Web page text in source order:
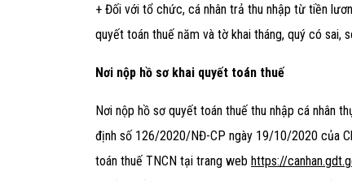
+ Đối với tổ chức, cá nhân trả thu nhập từ tiền
quyết toán thuế năm và tờ khai tháng, quý có sai,
Nơi nộp hồ sơ khai quyết toán thuế
Nơi nộp hồ sơ quyết toán thuế thu nhập cá nhân
định số 126/2020/NĐ-CP ngày 19/10/2020 của
toán thuế TNCN tại trang web https://